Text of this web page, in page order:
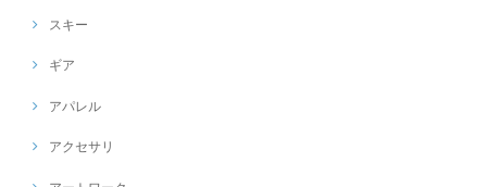
スキー
ギア
アパレル
アクセサリ